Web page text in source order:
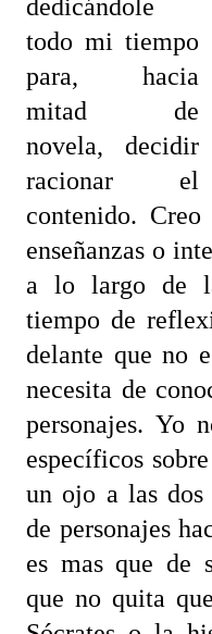
dedicándole
todo mi tiempo
para, hacia
mitad de
novela, decidir
racionar el
contenido.
enseñanzas o
a lo largo de
tiempo de
delante que no
necesita de
personajes. Yo
específicos
un ojo a las dos
de personajes
es mas que de
que no quita